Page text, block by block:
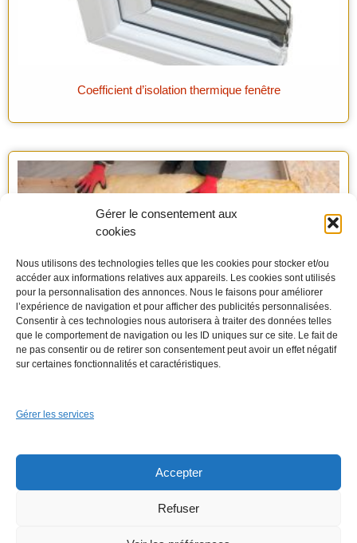
Gérer le consentement aux
cookies
Nous utilisons des technologies telles que les cookies pour stocker et/ou
accéder aux informations relatives aux appareils. Les cookies sont utilisés
pour la personnalisation des annonces. Nous le faisons pour améliorer
l’expérience de navigation et pour afficher des publicités personnalisées.
Consentir à ces technologies nous autorisera à traiter des données telles
que le comportement de navigation ou les ID uniques sur ce site. Le fait de
ne pas consentir ou de retirer son consentement peut avoir un effet négatif
sur certaines fonctionnalités et caractéristiques.
Gérer les services
Accepter
Refuser
Coefficient d’isolation thermique fenêtre
Isolation des combles à 1 €